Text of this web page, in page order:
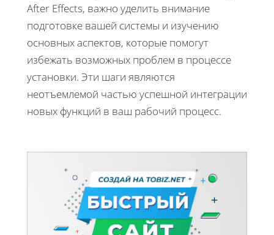
After Effects, важно уделить внимание
подготовке вашей системы и изучению
основных аспектов, которые помогут
избежать возможных проблем в процессе
установки. Эти шаги являются
неотъемлемой частью успешной интеграции
новых функций в ваш рабочий процесс.